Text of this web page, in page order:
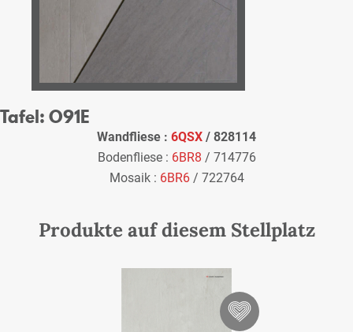
Tafel: O91E
Wandfliese : 6QSX / 828114
Bodenfliese : 6BR8 / 714776
Mosaik : 6BR6/ 722764
Produkte auf diesem Stellplatz